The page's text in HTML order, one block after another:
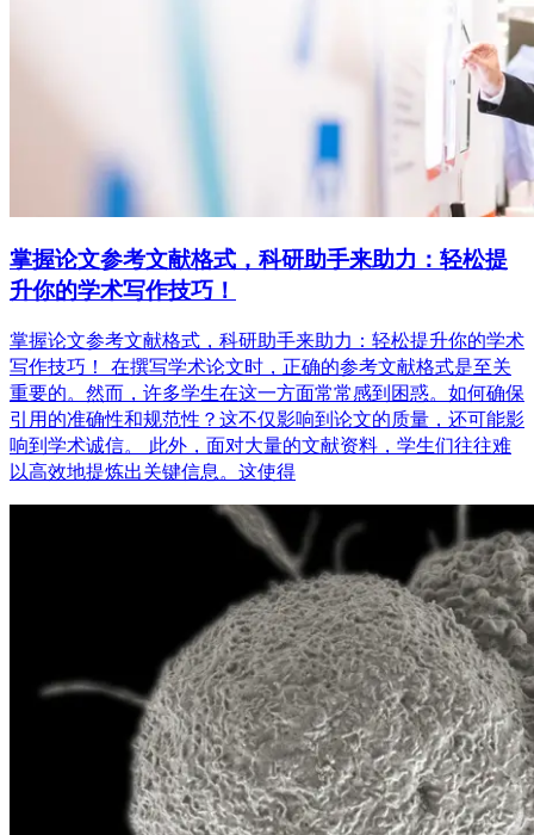
掌握论文参考文献格式，科研助手来助力：轻松提
升你的学术写作技巧！
掌握论文参考文献格式，科研助手来助力：轻松提升你的学术
写作技巧！ 在撰写学术论文时，正确的参考文献格式是至关
重要的。然而，许多学生在这一方面常常感到困惑。如何确保
引用的准确性和规范性？这不仅影响到论文的质量，还可能影
响到学术诚信。 此外，面对大量的文献资料，学生们往往难
以高效地提炼出关键信息。这使得